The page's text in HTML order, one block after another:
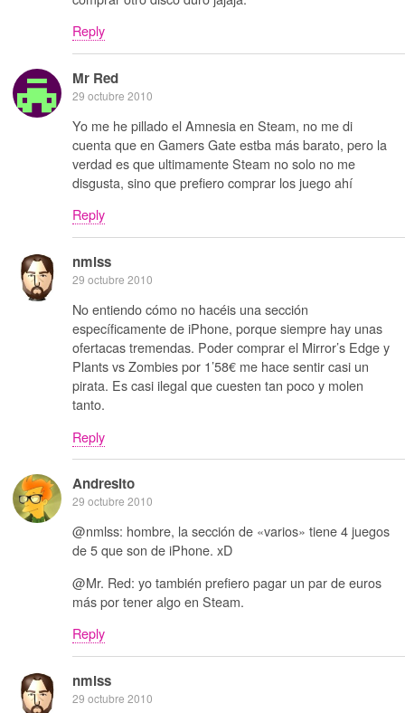
Reply
Mr Red
29 octubre 2010
Yo me he pillado el Amnesia en Steam, no me di
cuenta que en Gamers Gate estba más barato, pero la
verdad es que ultimamente Steam no solo no me
disgusta, sino que prefiero comprar los juego ahí
Reply
nmlss
29 octubre 2010
No entiendo cómo no hacéis una sección
específicamente de iPhone, porque siempre hay unas
ofertacas tremendas. Poder comprar el Mirror’s Edge y
Plants vs Zombies por 1’58€ me hace sentir casi un
pirata. Es casi ilegal que cuesten tan poco y molen
tanto.
Reply
Andresito
29 octubre 2010
@nmlss: hombre, la sección de «varios» tiene 4 juegos
de 5 que son de iPhone. xD
@Mr. Red: yo también prefiero pagar un par de euros
más por tener algo en Steam.
Reply
nmlss
29 octubre 2010